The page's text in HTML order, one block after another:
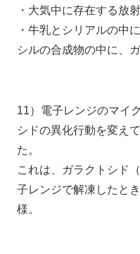
・大気中に存在する放
・牛乳とシリアルの中
シルの合成物の中に、
11）電子レンジのマイ
シドの異化行動を変え
た。
これは、ガラクトシド
子レンジで解凍したと
様。